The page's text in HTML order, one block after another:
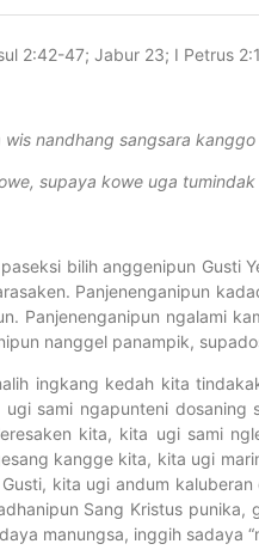
2:42-47; Jabur 23; I Petrus
wis nandhang sangsara
supaya kowe uga tumindak
bilih anggenipun Gusti
Panjenenganipun
Panjenenganipun ngalami
nanggel panampik,
ingkang kedah kita
sami ngapunteni dosaning
kita, kita ugi sami
kangge kita, kita ugi
kita ugi andum
Sang Kristus
manungsa, inggih sadaya